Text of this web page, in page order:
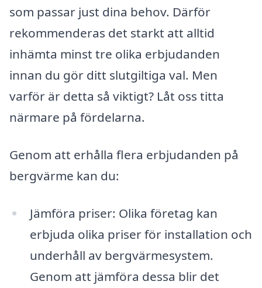
som passar just dina behov. Därför
rekommenderas det starkt att alltid
inhämta minst tre olika erbjudanden
innan du gör ditt slutgiltiga val. Men
varför är detta så viktigt? Låt oss titta
närmare på fördelarna.
Genom att erhålla flera erbjudanden på
bergvärme kan du:
Jämföra priser: Olika företag kan
erbjuda olika priser för installation och
underhåll av bergvärmesystem.
Genom att jämföra dessa blir det